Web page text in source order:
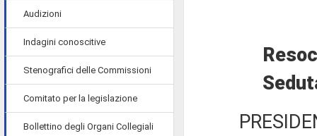
Audizioni
Indagini conoscitive
Stenografici delle Commissioni
Comitato per la legislazione
Bollettino degli Organi Collegiali